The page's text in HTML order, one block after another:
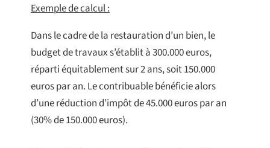
Exemple de calcul :
Dans le cadre de la restauration d’un bien, le
budget de travaux s’établit à 300.000 euros,
réparti équitablement sur 2 ans, soit 150.000
euros par an. Le contribuable bénéficie alors
d’une réduction d’impôt de 45.000 euros par an
(30% de 150.000 euros).